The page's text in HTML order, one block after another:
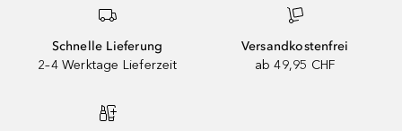
Schnelle Lieferung
2–4 Werktage Lieferzeit
Versandkostenfrei
ab 49,95 CHF